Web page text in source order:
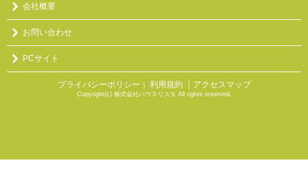
会社概要
お問い合わせ
PCサイト
プライバシーポリシー ｜ 利用規約 ｜アクセスマップ
Copyright(c) 株式会社ハウスリスタ All rights reserved.